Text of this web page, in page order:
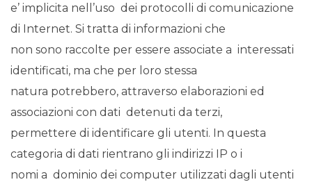
e’ implicita nell’uso dei protocolli di comunicazione
di Internet. Si tratta di informazioni che
non sono raccolte per essere associate a interessati
identificati, ma che per loro stessa
natura potrebbero, attraverso elaborazioni ed
associazioni con dati detenuti da terzi,
permettere di identificare gli utenti. In questa
categoria di dati rientrano gli indirizzi IP o i
nomi a dominio dei computer utilizzati dagli utenti